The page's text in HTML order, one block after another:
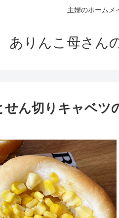
主婦のホームメ
ありんこ母さん
ん切りキャベツ